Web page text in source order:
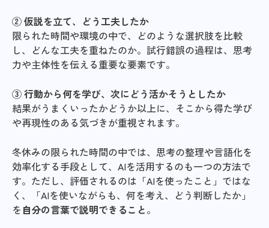
② 仮説を立て、どう工夫したか
限られた時間や環境の中で、どのような選択肢を比較
し、どんな工夫を重ねたのか。試行錯誤の過程は、思考
力や主体性を伝える重要な要素です。
③ 行動から何を学び、次にどう活かそうとしたか
結果がうまくいったかどうか以上に、そこから得た学び
や再現性のある気づきが重視されます。
冬休みの限られた時間の中では、思考の整理や言語化を
効率化する手段として、AIを活用するのも一つの方法で
す。ただし、評価されるのは「AIを使ったこと」ではな
く、「AIを使いながらも、何を考え、どう判断したか」
を 自分の言葉で説明できること。